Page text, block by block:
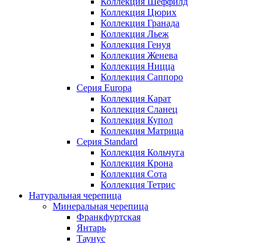
Коллекция Цюрих
Коллекция Гранада
Коллекция Льеж
Коллекция Генуя
Коллекция Женева
Коллекция Ницца
Коллекция Саппоро
Серия Europa
Коллекция Карат
Коллекция Сланец
Коллекция Купол
Коллекция Матрица
Серия Standard
Коллекция Кольчуга
Коллекция Крона
Коллекция Сота
Коллекция Тетрис
Натуральная черепица
Минеральная черепица
Франкфуртская
Янтарь
Таунус